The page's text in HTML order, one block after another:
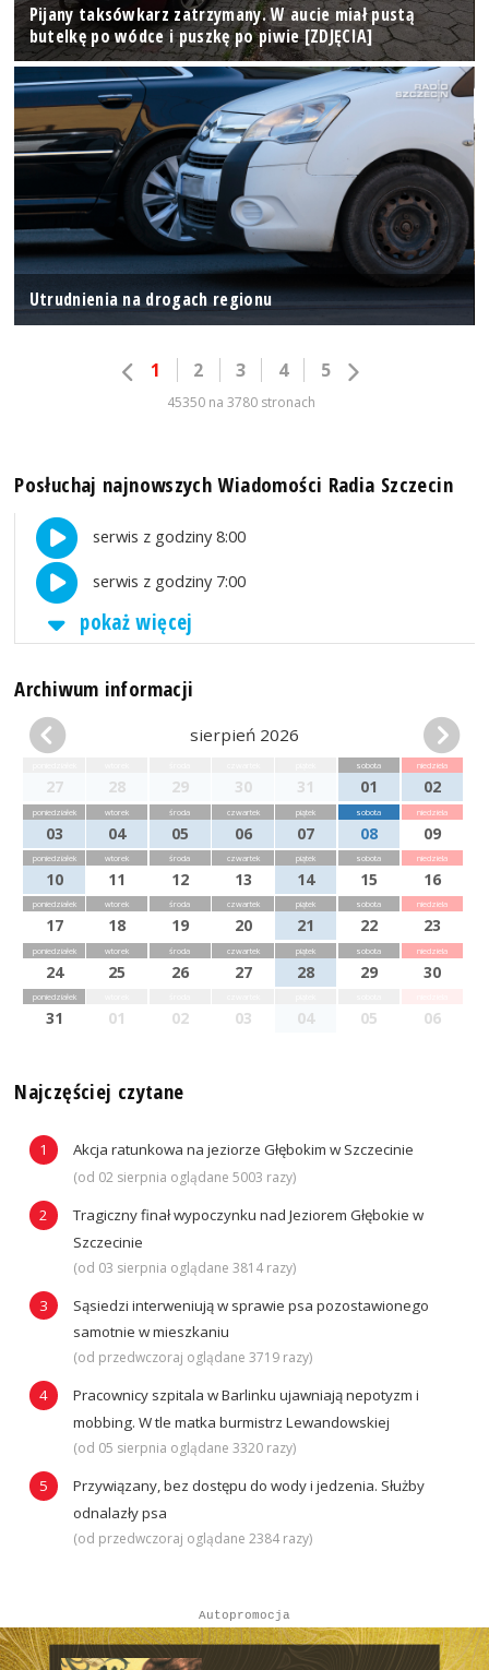
Pijany taksówkarz zatrzymany. W aucie miał pustą
butelkę po wódce i puszkę po piwie [ZDJĘCIA]
Utrudnienia na drogach regionu
1 2 3 4 5
45350 na 3780 stronach
Posłuchaj najnowszych Wiadomości Radia Szczecin
serwis z godziny 8:00
serwis z godziny 7:00
pokaż więcej
Archiwum informacji
sierpień 2026
27 28 29 30 31
sobota
01
niedziela
02
poniedziałek
03
wtorek
04
środa
05
czwartek
06
piątek
07
sobota
08
niedziela
09
poniedziałek
10
wtorek
11
środa
12
czwartek
13
piątek
14
sobota
15
niedziela
16
poniedziałek
17
wtorek
18
środa
19
czwartek
20
piątek
21
sobota
22
niedziela
23
poniedziałek
24
wtorek
25
środa
26
czwartek
27
piątek
28
sobota
29
niedziela
30
poniedziałek
31 01 02 03 04 05 06
Najczęściej czytane
Akcja ratunkowa na jeziorze Głębokim w Szczecinie
(od 02 sierpnia oglądane 5003 razy)
Tragiczny finał wypoczynku nad Jeziorem Głębokie w
Szczecinie
(od 03 sierpnia oglądane 3814 razy)
Sąsiedzi interweniują w sprawie psa pozostawionego
samotnie w mieszkaniu
(od przedwczoraj oglądane 3719 razy)
Pracownicy szpitala w Barlinku ujawniają nepotyzm i
mobbing. W tle matka burmistrz Lewandowskiej
(od 05 sierpnia oglądane 3320 razy)
Przywiązany, bez dostępu do wody i jedzenia. Służby
odnalazły psa
(od przedwczoraj oglądane 2384 razy)
Autopromocja